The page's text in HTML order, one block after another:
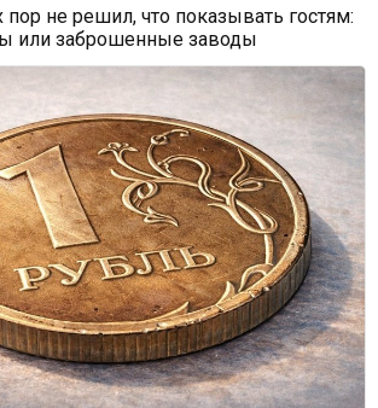
пор не решил, что показывать гостям:
или заброшенные заводы